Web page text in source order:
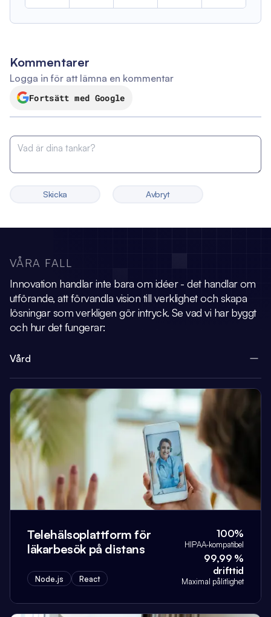
Kommentarer
Logga in för att lämna en kommentar
Fortsätt med Google
Skicka Avbryt
VÅRA FALL
Innovation handlar inte bara om idéer - det handlar om
utförande, att förvandla vision till verklighet och skapa
lösningar som verkligen gör intryck.Se vad vi har byggt
och hur det fungerar:
Vård
Telehälsoplattform för
läkarbesök på distans
Node.js React
100%
HIPAA-kompatibel
99,99 %
drifttid
Maximal pålitlighet